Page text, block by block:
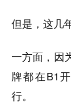
但是，这几
一方面，因
牌都在B1
行。